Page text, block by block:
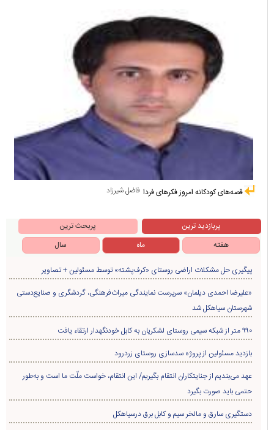
فاضل شیرزاد قصه‌های کودکانه امروز فکرهای فردا
پربازدید ترین
پربحث ترین
هفته
ماه سال
پیگیری حل مشکلات اراضی روستای «کرف‌پشته» توسط مسئولین + تصاویر
«علیرضا احمدی دیلمان» سرپرست نمایندگی میراث‌فرهنگی، گردشگری و صنایع‌دستی
شهرستان سیاهکل شد
۹۹۰ متر از شبکه سیمی روستای لشکریان به کابل خودنگهدار ارتقاء یافت
بازدید مسئولین از پروژه سدسازی روستای زردرود
عهد می‌بندیم از جنایتکاران انتقام بگیریم/ این انتقام، خواست ملّت ما است و به‌طور
حتمی باید صورت بگیرد
دستگیری سارق و مالخر سیم و کابل برق درسیاهکل